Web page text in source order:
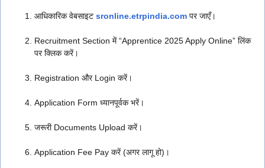
आधिकारिक वेबसाइट sronline.etrpindia.com पर जाएँ।
Recruitment Section में “Apprentice 2025 Apply Online” लिंक
पर क्लिक करें।
Registration और Login करें।
Application Form ध्यानपूर्वक भरें।
जरूरी Documents Upload करें।
Application Fee Pay करें (अगर लागू हो)।